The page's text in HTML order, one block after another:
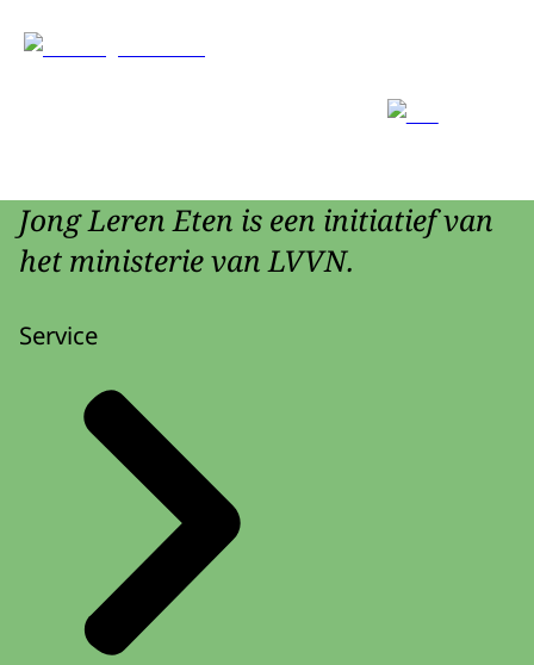
Jong Leren Eten is een initiatief van
het ministerie van LVVN.
Service